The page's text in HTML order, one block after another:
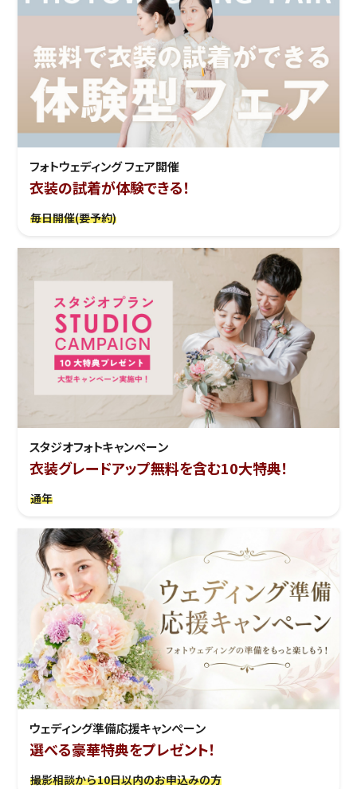
フォトウェディング フェア開催
衣装の試着が体験できる！
毎日開催(要予約)
スタジオフォトキャンペーン
衣装グレードアップ無料を含む10大特典！
通年
ウェディング準備応援キャンぺーン
選べる豪華特典をプレゼント！
撮影相談から10日以内のお申込みの方